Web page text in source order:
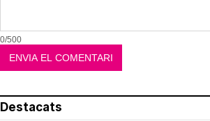
0/500
Destacats